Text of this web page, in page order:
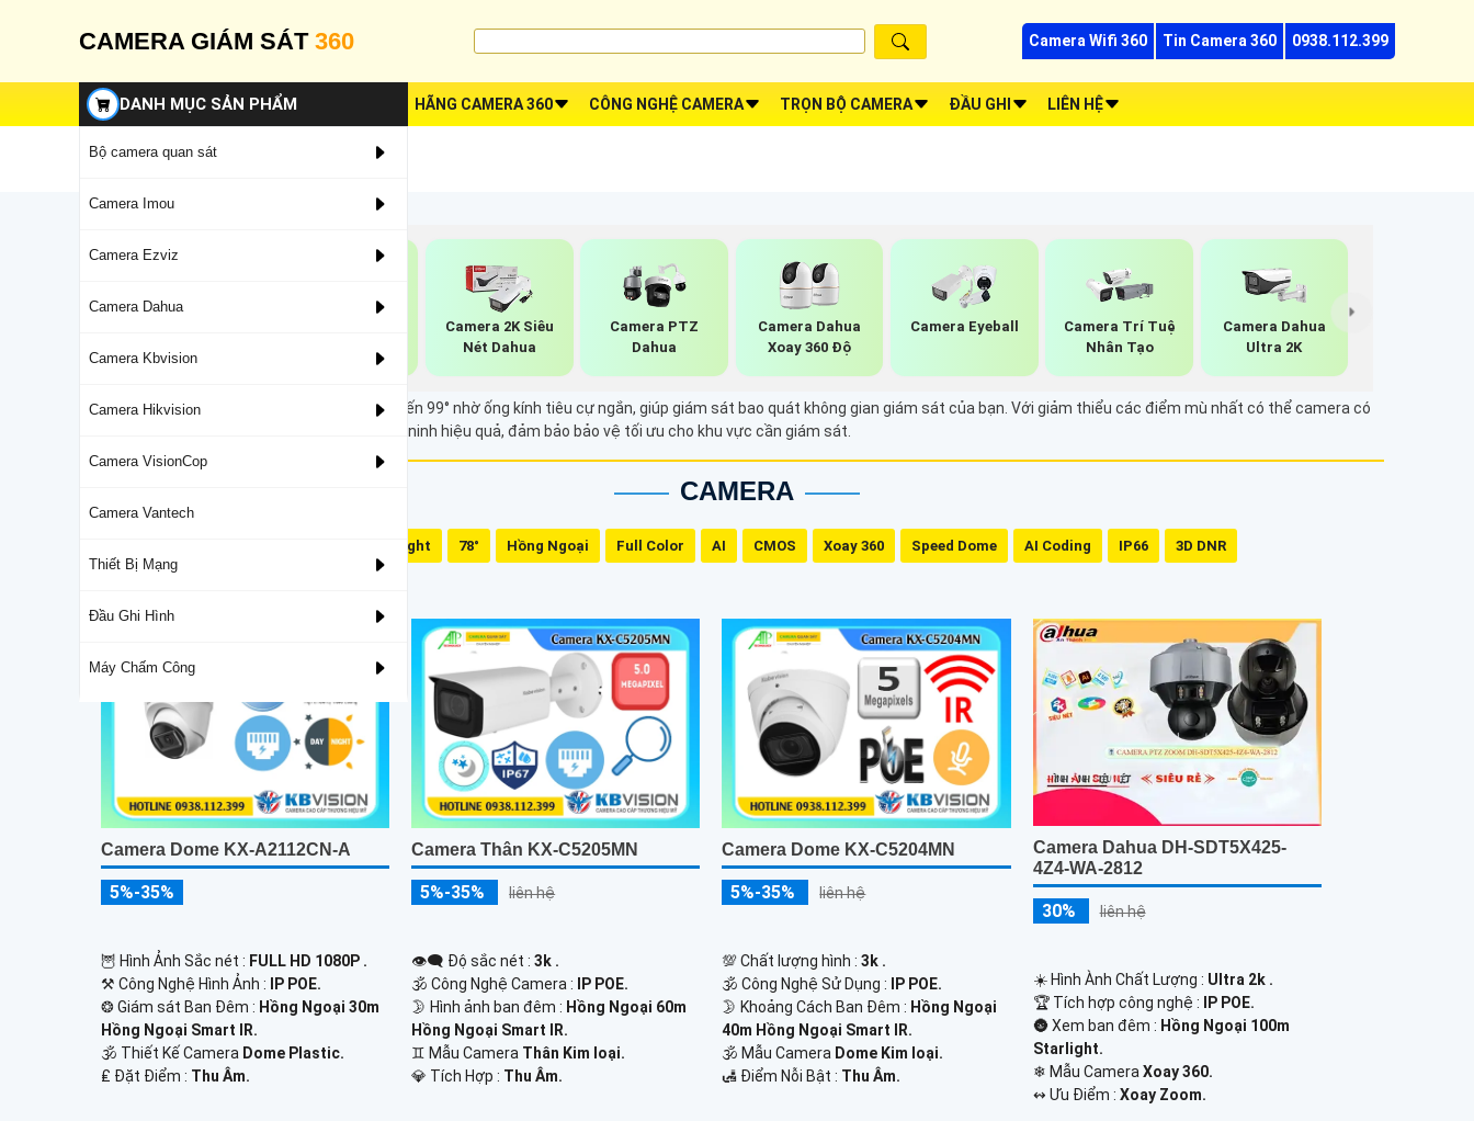
CAMERA GIÁM SÁT 360 Camera Wifi 360 Tin Camera 360 0938.112.399
DANH MỤC SẢN PHẨM
Bộ camera quan sát
Camera Imou
Camera Ezviz
Camera Dahua
Camera Kbvision
Camera Hikvision
Camera VisionCop
Camera Vantech
Thiết Bị Mạng
Đầu Ghi Hình
Máy Chấm Công
HÃNG CAMERA 360 CÔNG NGHỆ CAMERA TRỌN BỘ CAMERA ĐẦU GHI LIÊN HỆ
Camera 2K Siêu
Nét Dahua
Camera PTZ
Dahua
Camera Dahua
Xoay 360 Độ
Camera Eyeball
Camera Trí Tuệ
Nhân Tạo
Camera Dahua
Ultra 2K
Camera giám sát với góc quan sát rộng lên đến 99° nhờ ống kính tiêu cự ngắn, giúp giám sát bao quát không gian giám sát của bạn. Với giảm thiểu các điểm mù nhất có thể camera có
thể hỗ trợ bạn dễ dàng theo dõi và quản lý an ninh hiệu quả, đảm bảo bảo vệ tối ưu cho khu vực cần giám sát.
CAMERA
Dual Light 78° Hồng Ngoại Full Color AI CMOS Xoay 360 Speed Dome AI Coding IP66 3D DNR
Camera Dome KX-A2112CN-A
5%-35%
🦉 Hình Ảnh Sắc nét : FULL HD 1080P .
⚒ Công Nghệ Hình Ảnh :
IP POE.
❂ Giám sát Ban Đêm : Hồng Ngoại 30m
Hồng Ngoại Smart IR.
🕉️ Thiết Kế Camera Dome Plastic.
️₤ Đặt Điểm : Thu Âm.
Camera Thân KX-C5205MN
5%-35% liên hệ
👁️‍🗨 Độ sắc nét :3k .
🕉️ Công Nghệ Camera :
IP POE.
🌛 Hình ảnh ban đêm : Hồng Ngoại 60m
Hồng Ngoại Smart IR.
♊ Mẫu Camera Thân Kim loại.
️💎 Tích Hợp : Thu Âm.
Camera Dome KX-C5204MN
5%-35% liên hệ
💯 Chất lượng hình :3k .
🕉️ Công Nghệ Sử Dụng :
IP POE.
🌛 Khoảng Cách Ban Đêm : Hồng Ngoại
40m Hồng Ngoại Smart IR.
🕉️ Mẫu Camera Dome Kim loại.
️🛃 Điểm Nỗi Bật : Thu Âm.
Camera Dahua DH-SDT5X425-
4Z4-WA-2812
30% liên hệ
☀️ Hình Ành Chất Lượng : Ultra 2k .
🏆 Tích hợp công nghệ :
IP POE.
🌚 Xem ban đêm : Hồng Ngoại 100m
Starlight.
❄ Mẫu CameraXoay 360.
️↭ Ưu Điểm : Xoay Zoom.